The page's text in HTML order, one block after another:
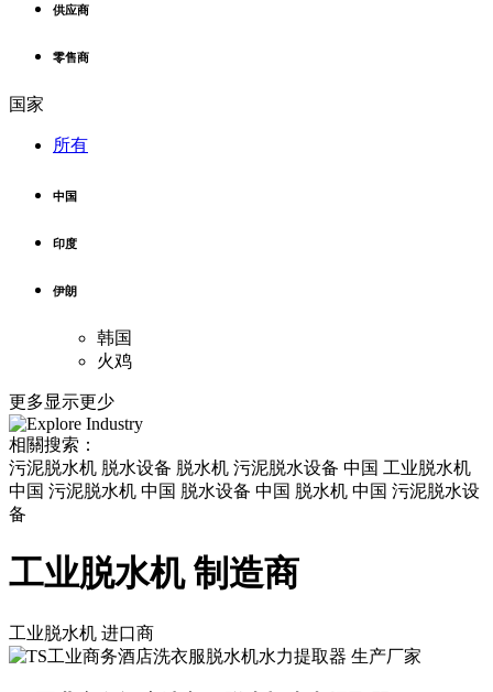
供应商
零售商
国家
所有
中国
印度
伊朗
韩国
火鸡
更多显示更少
相關搜索：
污泥脱水机 脱水设备 脱水机 污泥脱水设备 中国 工业脱水机
中国 污泥脱水机 中国 脱水设备 中国 脱水机 中国 污泥脱水设
备
工业脱水机 制造商
工业脱水机 进口商